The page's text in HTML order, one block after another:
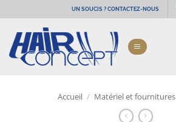
au
contenu
UN SOUCIS ? CONTACTEZ-NOUS
Accueil / Matériel et fournitures